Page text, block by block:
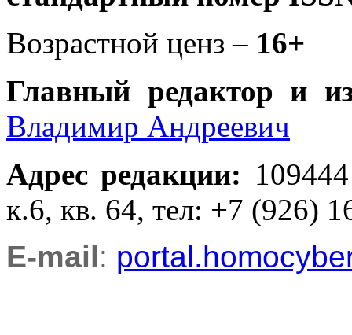
Возрастной ценз – 16+
Главный редактор и
Владимир Андреевич
Адрес редакции:
к.6, кв. 64, тел: +7 (926)
E-mail: